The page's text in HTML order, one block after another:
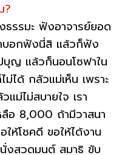
?
ธรรมะ ฟังอาจารย์ยอด
บอกฟังนี่สิ แล้วก็ฟัง
บุญ แล้วก็นอนโซฟาใน
ม่ได้ กลัวแม่เห็น เพราะ
ม่ไม่สบายใจ เรา
อ 8,000 ถ้ามีวาสนา
ห้โชคดี ขอให้ได้งาน
งสวดมนต์ สมาธิ ขับ